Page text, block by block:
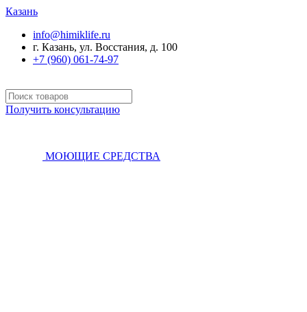
Казань
info@himiklife.ru
г. Казань, ул. Восстания, д. 100
+7 (960) 061-74-97
Получить консультацию
МОЮЩИЕ СРЕДСТВА